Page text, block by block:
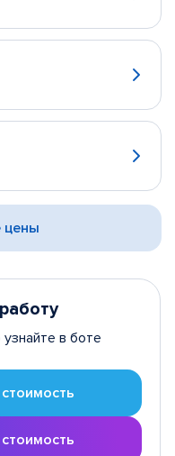
цены
в боте